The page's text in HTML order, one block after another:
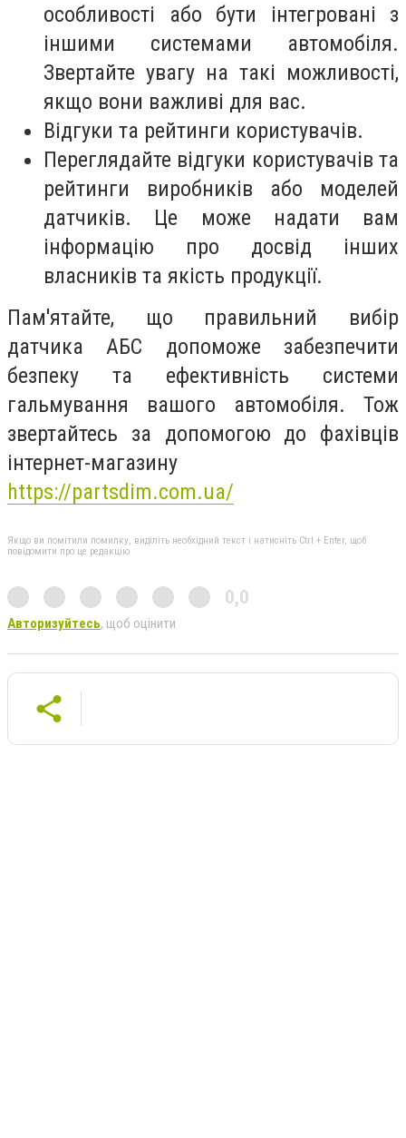
особливості або бути інтегровані з
іншими системами автомобіля.
Звертайте увагу на такі можливості,
якщо вони важливі для вас.
Відгуки та рейтинги користувачів.
Переглядайте відгуки користувачів та
рейтинги виробників або моделей
датчиків. Це може надати вам
інформацію про досвід інших
власників та якість продукції.
Пам'ятайте, що правильний вибір
датчика АБС допоможе забезпечити
безпеку та ефективність системи
гальмування вашого автомобіля. Тож
звертайтесь за допомогою до фахівців
інтернет-магазину
https://partsdim.com.ua/
Якщо ви помітили помилку, виділіть необхідний текст і натисніть Ctrl + Enter, щоб
повідомити про це редакцію
0,0
Авторизуйтесь, щоб оцінити